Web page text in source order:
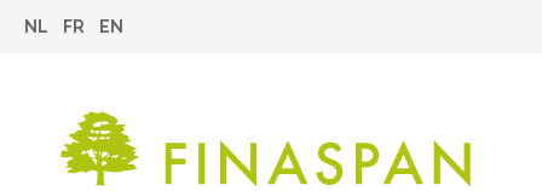
NL FR EN